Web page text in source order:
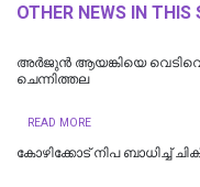
OTHER NEWS IN THIS
അർജുൻ ആയങ്കിയെ
ചെന്നിത്തല
READ MORE
കോഴിക്കോട് നിപ ബാധിച്ച്